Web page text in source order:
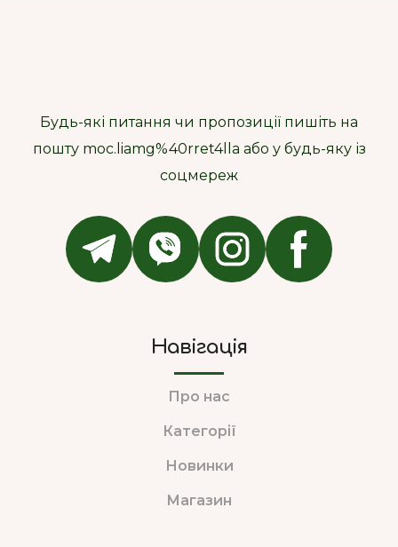
Будь-які питання чи пропозиції пишіть на
пошту moc.liamg%40rret4lla або у будь-яку із
соцмереж
Навігація
Про нас
Категорії
Новинки
Магазин